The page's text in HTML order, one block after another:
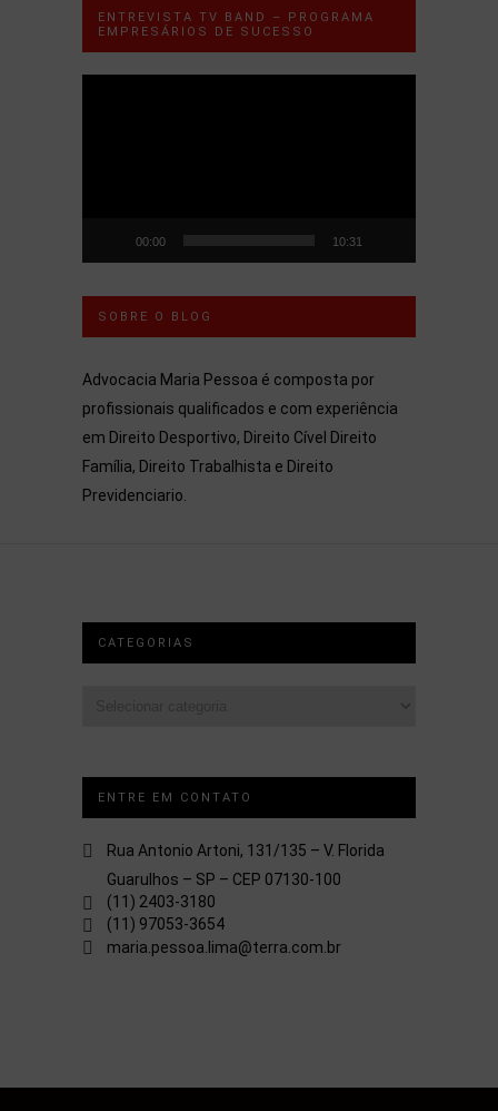
ENTREVISTA TV BAND – PROGRAMA
EMPRESÁRIOS DE SUCESSO
00:00 10:31
SOBRE O BLOG
Advocacia Maria Pessoa é composta por
profissionais qualificados e com experiência
em Direito Desportivo, Direito Cível Direito
Família, Direito Trabalhista e Direito
Previdenciario.
CATEGORIAS
ENTRE EM CONTATO
Rua Antonio Artoni, 131/135 – V. Florida
Guarulhos – SP – CEP 07130-100
(11) 2403-3180
(11) 97053-3654
maria.pessoa.lima@terra.com.br